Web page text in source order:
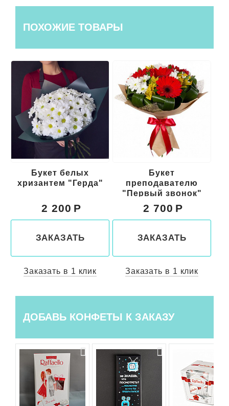
ПОХОЖИЕ ТОВАРЫ
Букет белых
хризантем "Герда"
2 200
ЗАКАЗАТЬ
Заказать в 1 клик
Букет
преподавателю
"Первый звонок"
2 700
ЗАКАЗАТЬ
Заказать в 1 клик
ДОБАВЬ КОНФЕТЫ К ЗАКАЗУ